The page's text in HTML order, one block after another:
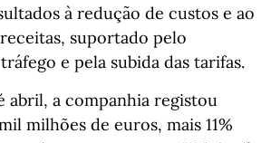
à redução de custos e ao
suportado pelo
e pela subida das tarifas.
abril, a companhia registou
milhões de euros, mais 11%